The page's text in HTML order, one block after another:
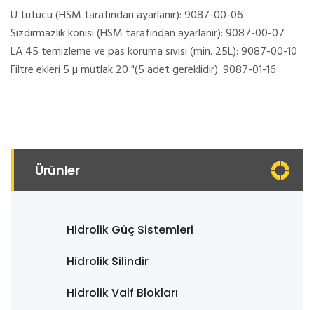
U tutucu (HSM tarafından ayarlanır): 9087-00-06
Sızdırmazlık konisi (HSM tarafından ayarlanır): 9087-00-07
LA 45 temizleme ve pas koruma sıvısı (min. 25L): 9087-00-10
Filtre ekleri 5 µ mutlak 20 "(5 adet gereklidir): 9087-01-16
Ürünler
Hidrolik Güç Sistemleri
Hidrolik Silindir
Hidrolik Valf Blokları